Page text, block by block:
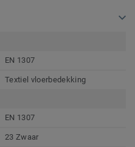
EN 1307
Textiel vloerbedekking
EN 1307
23 Zwaar